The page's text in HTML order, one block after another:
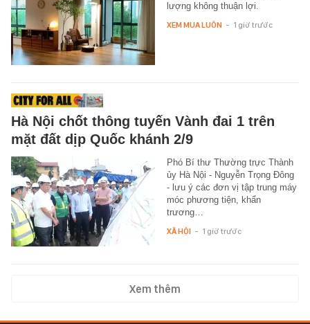
lượng không thuận lợi.
XEM MUA LUÔN - 1 giờ trước
Hà Nội chốt thông tuyến Vành đai 1 trên
mặt đất dịp Quốc khánh 2/9
Phó Bí thư Thường trực Thành
ủy Hà Nội - Nguyễn Trọng Đông
- lưu ý các đơn vị tập trung máy
móc phương tiện, khẩn
trương…
XÃ HỘI - 1 giờ trước
Xem thêm